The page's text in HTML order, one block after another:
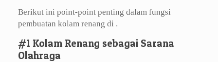
Berikut ini point-point penting dalam fungsi
pembuatan kolam renang di .
#1 Kolam Renang sebagai Sarana
Olahraga